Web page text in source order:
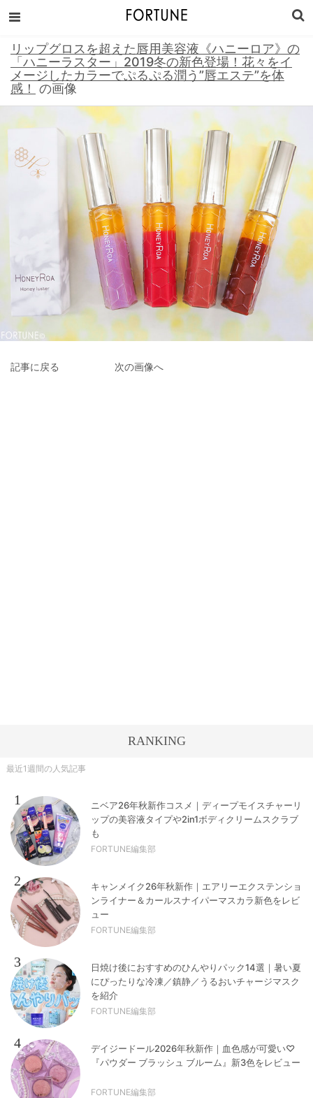
リップグロスを超えた唇用美容液《ハニーロア》の
「ハニーラスター」2019冬の新色登場！花々をイ
メージしたカラーでぷるぷる潤う”唇エステ”を体
感！
の画像
記事に戻る 次の画像へ
RANKING
最近1週間の人気記事
1
ニベア26年秋新作コスメ｜ディープモイスチャーリ
ップの美容液タイプや2in1ボディクリームスクラブ
も
FORTUNE編集部
2
キャンメイク26年秋新作｜エアリーエクステンショ
ンライナー＆カールスナイパーマスカラ新色をレビ
ュー
FORTUNE編集部
3
日焼け後におすすめのひんやりパック14選｜暑い夏
にぴったりな冷凍／鎮静／うるおいチャージマスク
を紹介
FORTUNE編集部
4
デイジードール2026年秋新作｜血色感が可愛い♡
『パウダー ブラッシュ ブルーム』新3色をレビュー
FORTUNE編集部